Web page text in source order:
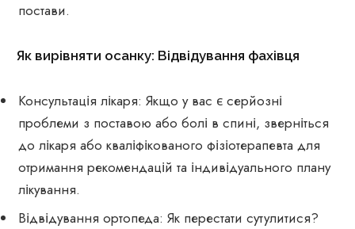
постави.
Як вирівняти осанку: Відвідування фахівця
Консультація лікаря: Якщо у вас є серйозні
проблеми з поставою або болі в спині, зверніться
до лікаря або кваліфікованого фізіотерапевта для
отримання рекомендацій та індивідуального плану
лікування.
Відвідування ортопеда: Як перестати сутулитися?